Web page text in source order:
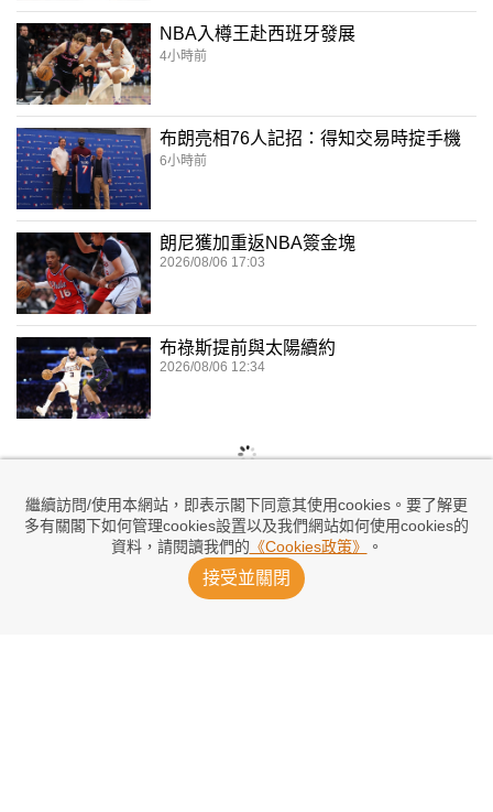
繼續訪問/使用本網站，即表示閣下同意其使用cookies。要了解更
多有關閣下如何管理cookies設置以及我們網站如何使用cookies的
資料，請閱讀我們的 《Cookies政策》 。
接受並關閉
NBA入樽王赴西班牙發展
4小時前
布朗亮相76人記招：得知交易時掟手機
6小時前
朗尼獲加重返NBA簽金塊
2026/08/06 17:03
布祿斯提前與太陽續約
2026/08/06 12:34